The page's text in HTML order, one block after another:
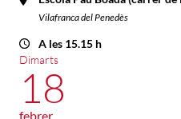
Vilafranca del Penedès
A les 15.15 h
Dimarts
18
febrer